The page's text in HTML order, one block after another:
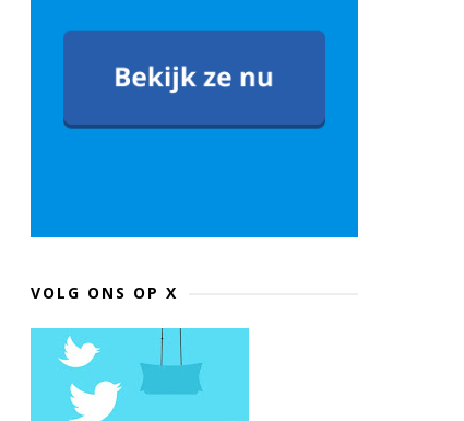
VOLG ONS OP X